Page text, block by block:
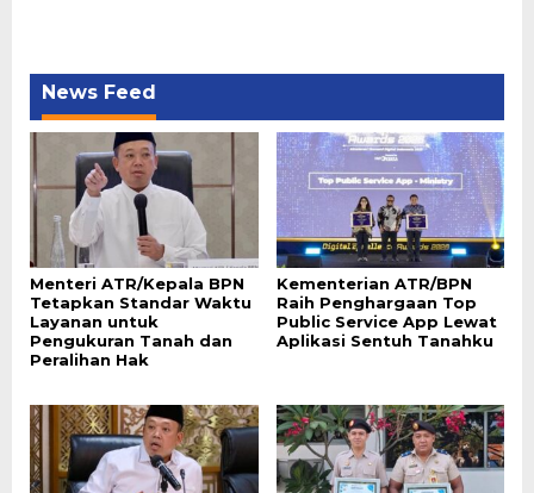
News Feed
Menteri ATR/Kepala BPN
Tetapkan Standar Waktu
Layanan untuk
Pengukuran Tanah dan
Peralihan Hak
Kementerian ATR/BPN
Raih Penghargaan Top
Public Service App Lewat
Aplikasi Sentuh Tanahku